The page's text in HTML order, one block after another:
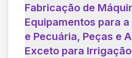
Fabricação de
Equipamentos para
e Pecuária, Peças e
Exceto para Irrigação